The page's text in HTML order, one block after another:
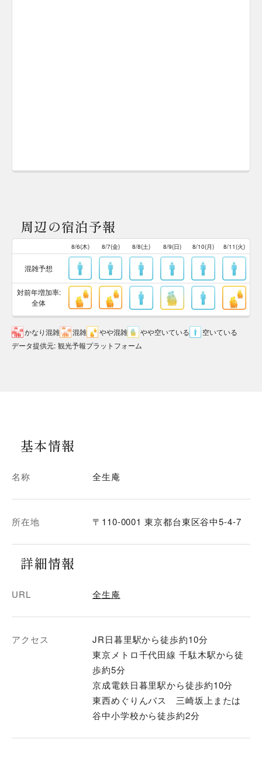
周辺の宿泊予報
8/6(木) 8/7(金) 8/8(土) 8/9(日) 8/10(月) 8/11(火)
混雑予想
対前年増加率:
全体
かなり混雑 混雑 やや混雑 やや空いている
空いている
データ提供元: 観光予報プラットフォーム
基本情報
名称 全生庵
所在地 〒110-0001 東京都台東区谷中5-4-7
詳細情報
URL 全生庵
アクセス
JR日暮里駅から徒歩約10分
東京メトロ千代田線 千駄木駅から徒
歩約5分
京成電鉄日暮里駅から徒歩約10分
東西めぐりんバス 三崎坂上または
谷中小学校から徒歩約2分